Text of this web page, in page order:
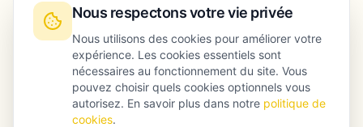
Nous respectons votre vie privée
Nous utilisons des cookies pour améliorer votre
expérience. Les cookies essentiels sont
nécessaires au fonctionnement du site. Vous
pouvez choisir quels cookies optionnels vous
autorisez. En savoir plus dans notre politique de
cookies.